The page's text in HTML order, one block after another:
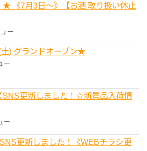
★ 《7月3日～》【お酒 取り扱い休止
ー
) グランドオープン★
ー
SNS更新しました！☆新景品入荷情
ー
更新しました！《WEBチラシ更